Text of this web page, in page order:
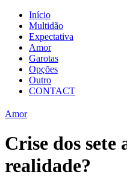
Início
Multidão
Expectativa
Amor
Garotas
Opções
Outro
CONTACT
Amor
Crise dos sete
realidade?